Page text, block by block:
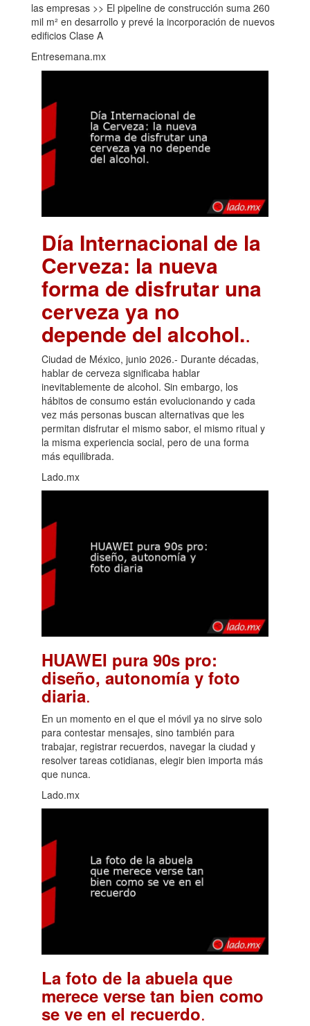
las empresas >> El pipeline de construcción suma 260
mil m² en desarrollo y prevé la incorporación de nuevos
edificios Clase A
Entresemana.mx
Día Internacional de la
Cerveza: la nueva
forma de disfrutar una
cerveza ya no
depende del alcohol..
Ciudad de México, junio 2026.- Durante décadas,
hablar de cerveza significaba hablar
inevitablemente de alcohol. Sin embargo, los
hábitos de consumo están evolucionando y cada
vez más personas buscan alternativas que les
permitan disfrutar el mismo sabor, el mismo ritual y
la misma experiencia social, pero de una forma
más equilibrada.
Lado.mx
HUAWEI pura 90s pro:
diseño, autonomía y foto
diaria.
En un momento en el que el móvil ya no sirve solo
para contestar mensajes, sino también para
trabajar, registrar recuerdos, navegar la ciudad y
resolver tareas cotidianas, elegir bien importa más
que nunca.
Lado.mx
La foto de la abuela que
merece verse tan bien como
se ve en el recuerdo.